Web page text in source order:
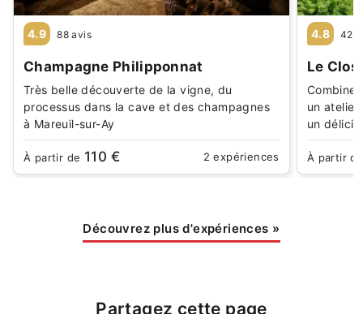
4.9 88 avis
Champagne Philipponnat
Très belle découverte de la vigne, du
processus dans la cave et des champagnes
à Mareuil-sur-Ay
À partir de 110 € 2 expériences
4.8 42
Le
un
un
À partir
Découvrez plus d'expériences »
Partagez cette page